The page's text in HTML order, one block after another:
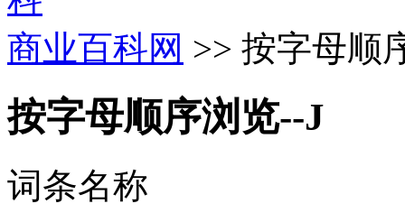
商业百科网 >> 按字母顺
按字母顺序浏览--J
词条名称